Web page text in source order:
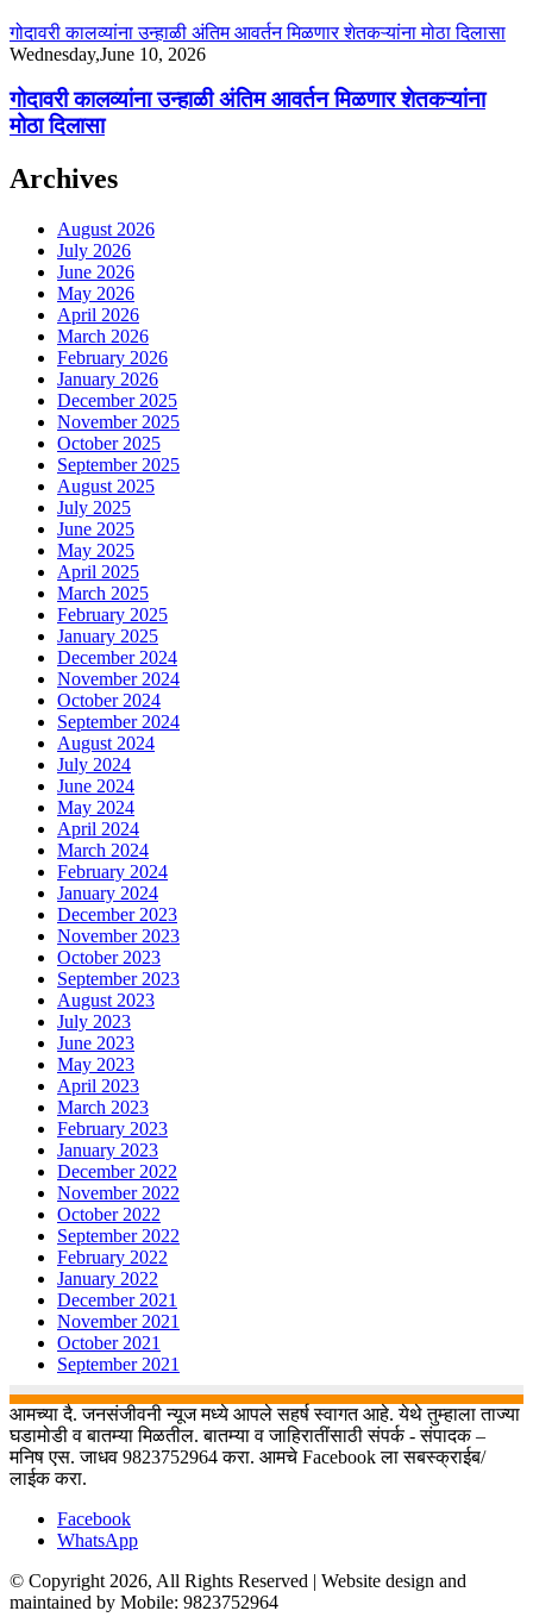
गोदावरी कालव्यांना उन्हाळी अंतिम आवर्तन मिळणार शेतकऱ्यांना मोठा दिलासा
Wednesday,June 10, 2026
गोदावरी कालव्यांना उन्हाळी अंतिम आवर्तन मिळणार शेतकऱ्यांना
मोठा दिलासा
Archives
August 2026
July 2026
June 2026
May 2026
April 2026
March 2026
February 2026
January 2026
December 2025
November 2025
October 2025
September 2025
August 2025
July 2025
June 2025
May 2025
April 2025
March 2025
February 2025
January 2025
December 2024
November 2024
October 2024
September 2024
August 2024
July 2024
June 2024
May 2024
April 2024
March 2024
February 2024
January 2024
December 2023
November 2023
October 2023
September 2023
August 2023
July 2023
June 2023
May 2023
April 2023
March 2023
February 2023
January 2023
December 2022
November 2022
October 2022
September 2022
February 2022
January 2022
December 2021
November 2021
October 2021
September 2021
आमच्या दै. जनसंजीवनी न्यूज मध्ये आपले सहर्ष स्वागत आहे. येथे तुम्हाला ताज्या
घडामोडी व बातम्या मिळतील. बातम्या व जाहिरातींसाठी संपर्क - संपादक –
मनिष एस. जाधव 9823752964 करा. आमचे Facebook ला सबस्क्राईब/
लाईक करा.
Facebook
WhatsApp
© Copyright 2026, All Rights Reserved | Website design and
maintained by Mobile: 9823752964